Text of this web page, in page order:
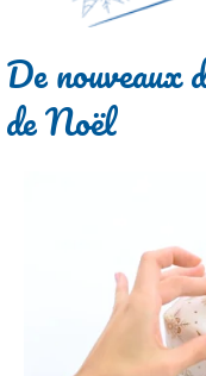
De nouveaux
de Noël